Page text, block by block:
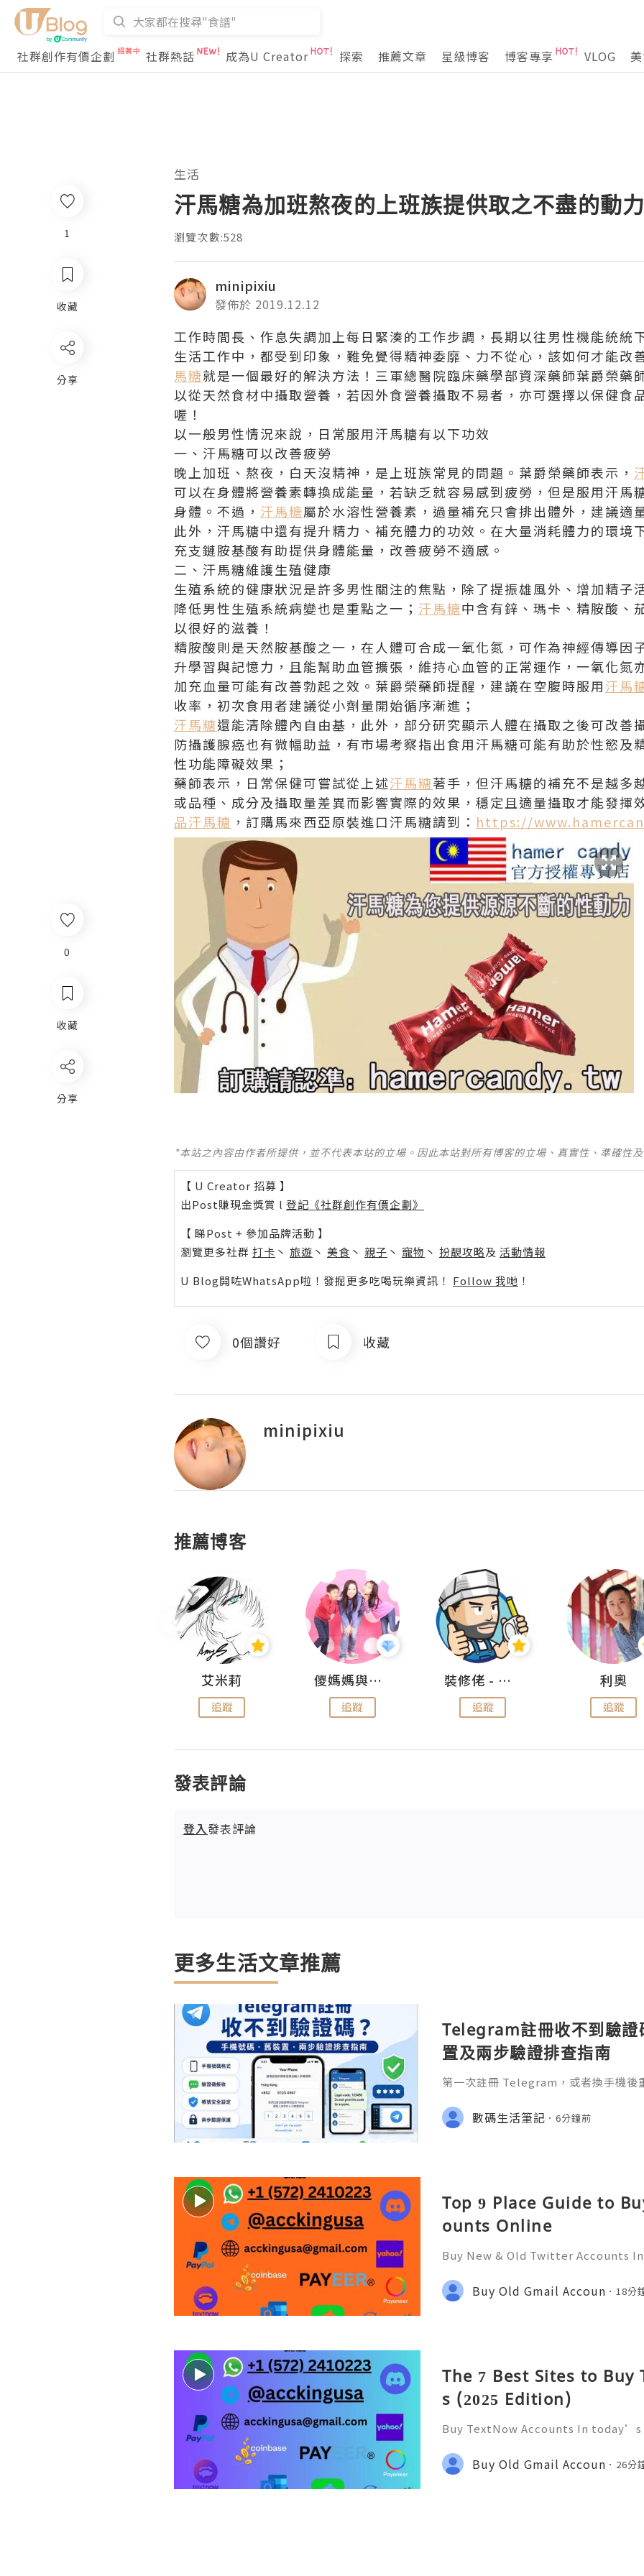
社群創作有價企劃 社群熱話 成為U Creator 探索 推薦文章 星級博客 博客專享 VLOG
0
收藏
分享
生活
汗馬糖為加班熬夜的上班族提供取之不盡的動
瀏覽次數:528
minipixiu
發佈於 2019.12.12
工作時間長、作息失調加上每日緊湊的工作步調，長期以往男性機能統統
生活工作中，都受到印象，難免覺得精神委靡、力不從心，該如何才能改
馬糖就是一個最好的解決方法！三軍總醫院臨床藥學部資深藥師葉爵榮藥
以從天然食材中攝取營養，若因外食營養攝取不易者，亦可選擇以保健食
喔！
以一般男性情況來說，日常服用汗馬糖有以下功效
一、汗馬糖可以改善疲勞
晚上加班、熬夜，白天沒精神，是上班族常見的問題。葉爵榮藥師表示，
可以在身體將營養素轉換成能量，若缺乏就容易感到疲勞，但是服用汗馬
身體。不過， 汗馬糖屬於水溶性營養素，過量補充只會排出體外，建議適
此外，汗馬糖中還有提升精力、補充體力的功效。在大量消耗體力的環境
充支鏈胺基酸有助提供身體能量，改善疲勞不適感。
二、汗馬糖維護生殖健康
生殖系統的健康狀況是許多男性關注的焦點，除了提振雄風外、增加精子
降低男性生殖系統病變也是重點之一； 汗馬糖中含有鋅、瑪卡、精胺酸、
以很好的滋養！
精胺酸則是天然胺基酸之一，在人體可合成一氧化氮，可作為神經傳導因
升學習與記憶力，且能幫助血管擴張，維持心血管的正常運作，一氧化氮
加充血量可能有改善勃起之效。葉爵榮藥師提醒，建議在空腹時服用汗馬
收率，初次食用者建議從小劑量開始循序漸進；
汗馬糖還能清除體內自由基，此外，部分研究顯示人體在攝取之後可改善
防攝護腺癌也有微幅助益，有市場考察指出食用汗馬糖可能有助於性慾及
性功能障礙效果；
藥師表示，日常保健可嘗試從上述汗馬糖著手，但汗馬糖的補充不是越多
或品種、成分及攝取量差異而影響實際的效果，穩定且適量攝取才能發揮
品汗馬糖 ，訂購馬來西亞原裝進口汗馬糖請到： https://
*本站之內容由作者所提供，並不代表本站的立場。因此本站對所有博客的立場、真實性、準確性
【 U Creator 招募 】
出Post賺現金獎賞 l 登記《社群創作有價企劃》
【 睇Post + 參加品牌活動 】
瀏覽更多社群 打卡 丶 旅遊 丶 美食 丶 親子 丶 寵物 丶 扮靚攻略及 活動情報
U Blog開咗WhatsApp啦！發掘更多吃喝玩樂資訊！ Follow 我哋 ！
0個讚好 收藏
minipixiu
推薦博客
艾米莉
追蹤
儍媽媽與兩隻小魔怪之家
追蹤
裝修佬 - 香港一站式網上裝修平台
追蹤
利奧
追蹤
發表評論
登入發表評論
更多生活文章推薦
Telegram註冊收不到驗證
置及兩步驗證排查指南
第一次註冊 Telegram，或者換手機後
數碼生活筆記 6分鐘前
Top 9 Place Guide to
ounts Online
Buy New & Old Twitter Accounts
become essential tools for
arketing. Many people sear
Buy Old Gmail Accoun 18分
The 7 Best Sites to Buy
s (2025 Edition)
Buy TextNow Accounts In
ccessible than ever before.
ness operations, having a re
Buy Old Gmail Accoun 26分
1
收藏
分享